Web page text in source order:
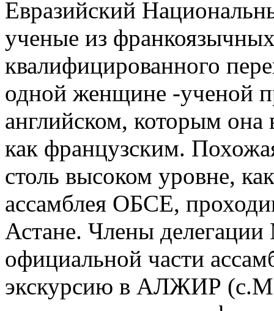
Евразийский
ученые из
квалифицированного
одной женщине -ученой
английском, которым она
как французским.
столь высоком уровне,
ассамблея ОБСЕ,
Астане. Члены
официальной части
экскурсию в АЛЖИР